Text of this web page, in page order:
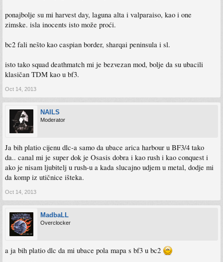
ponajbolje su mi harvest day, laguna alta i valparaiso, kao i one
zimske. isla inocents isto može proći.
bc2 fali nešto kao caspian border, sharqai peninsula i sl.
isto tako squad deathmatch mi je bezvezan mod, bolje da su ubacili
klasičan TDM kao u bf3.
Oct 14, 2013
NAILS
Moderator
Ja bih platio cijenu dlc-a samo da ubace arica harbour u BF3/4 tako
da.. canal mi je super dok je Osasis dobra i kao rush i kao conquest i
ako je nisam ljubitelj u rush-u a kada slucajno udjem u metal, dodje mi
da komp iz utičnice išteka.
Oct 14, 2013
MadbaLL
Overclocker
a ja bih platio dlc da mi ubace pola mapa s bf3 u bc2